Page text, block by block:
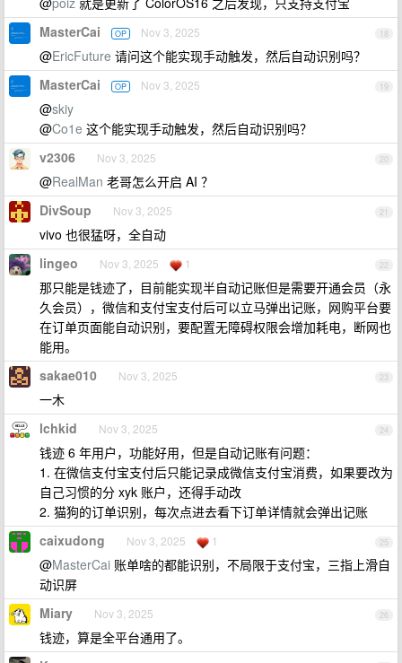
18
MasterCai OP Nov 3, 2025
@EricFuture 请问这个能实现手动触发，然后自动识别吗？
19
MasterCai OP Nov 3, 2025
@skiy
@Co1e 这个能实现手动触发，然后自动识别吗？
20
v2306 Nov 3, 2025
@RealMan 老哥怎么开启 AI ？
21
DivSoup Nov 3, 2025
vivo 也很猛呀，全自动
22
lingeo Nov 3, 2025 1
那只能是钱迹了，目前能实现半自动记账但是需要开通会员（永
久会员），微信和支付宝支付后可以立马弹出记账，网购平台要
在订单页面能自动识别，要配置无障碍权限会增加耗电，断网也
能用。
23
sakae010 Nov 3, 2025
一木
24
lchkid Nov 3, 2025
钱迹 6 年用户，功能好用，但是自动记账有问题：
1. 在微信支付宝支付后只能记录成微信支付宝消费，如果要改为
自己习惯的分 xyk 账户，还得手动改
2. 猫狗的订单识别，每次点进去看下订单详情就会弹出记账
25
caixudong Nov 3, 2025 1
@MasterCai 账单啥的都能识别，不局限于支付宝，三指上滑自
动识屏
26
Miary Nov 3, 2025
钱迹，算是全平台通用了。